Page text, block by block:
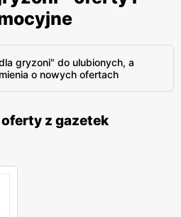
gryzoni" do ulubionych, a
o nowych ofertach
z gazetek